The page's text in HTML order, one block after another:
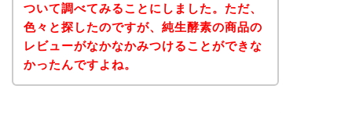
ついて調べてみることにしました。ただ、
色々と探したのですが、純生酵素の商品の
レビューがなかなかみつけることができな
かったんですよね。